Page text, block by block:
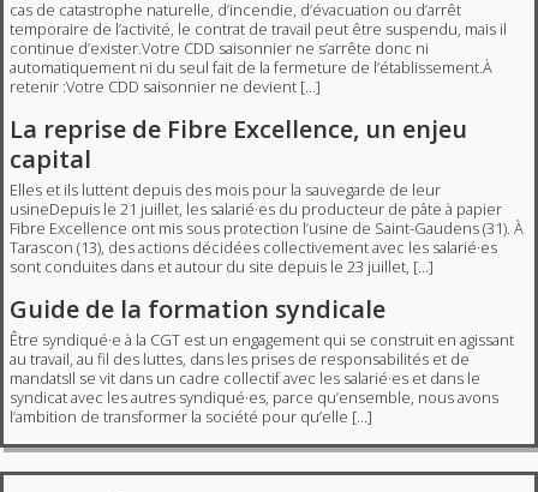
cas de catastrophe naturelle, d’incendie, d’évacuation ou d’arrêt
temporaire de l’activité, le contrat de travail peut être suspendu, mais il
continue d’exister.Votre CDD saisonnier ne s’arrête donc ni
automatiquement ni du seul fait de la fermeture de l’établissement.À
retenir :Votre CDD saisonnier ne devient […]
La reprise de Fibre Excellence, un enjeu
capital
Elles et ils luttent depuis des mois pour la sauvegarde de leur
usineDepuis le 21 juillet, les salarié·es du producteur de pâte à papier
Fibre Excellence ont mis sous protection l’usine de Saint-Gaudens (31). À
Tarascon (13), des actions décidées collectivement avec les salarié·es
sont conduites dans et autour du site depuis le 23 juillet, […]
Guide de la formation syndicale
Être syndiqué·e à la CGT est un engagement qui se construit en agissant
au travail, au fil des luttes, dans les prises de responsabilités et de
mandatsIl se vit dans un cadre collectif avec les salarié·es et dans le
syndicat avec les autres syndiqué·es, parce qu’ensemble, nous avons
l’ambition de transformer la société pour qu’elle […]